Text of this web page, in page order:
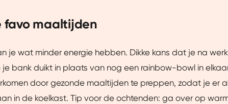
favo maaltijden
je wat minder energie hebben. Dikke kans dat je na
je bank duikt in plaats van nog een rainbow-bowl in
door gezonde maaltijden te preppen, zodat je er
in de koelkast. Tip voor de ochtenden: ga over op